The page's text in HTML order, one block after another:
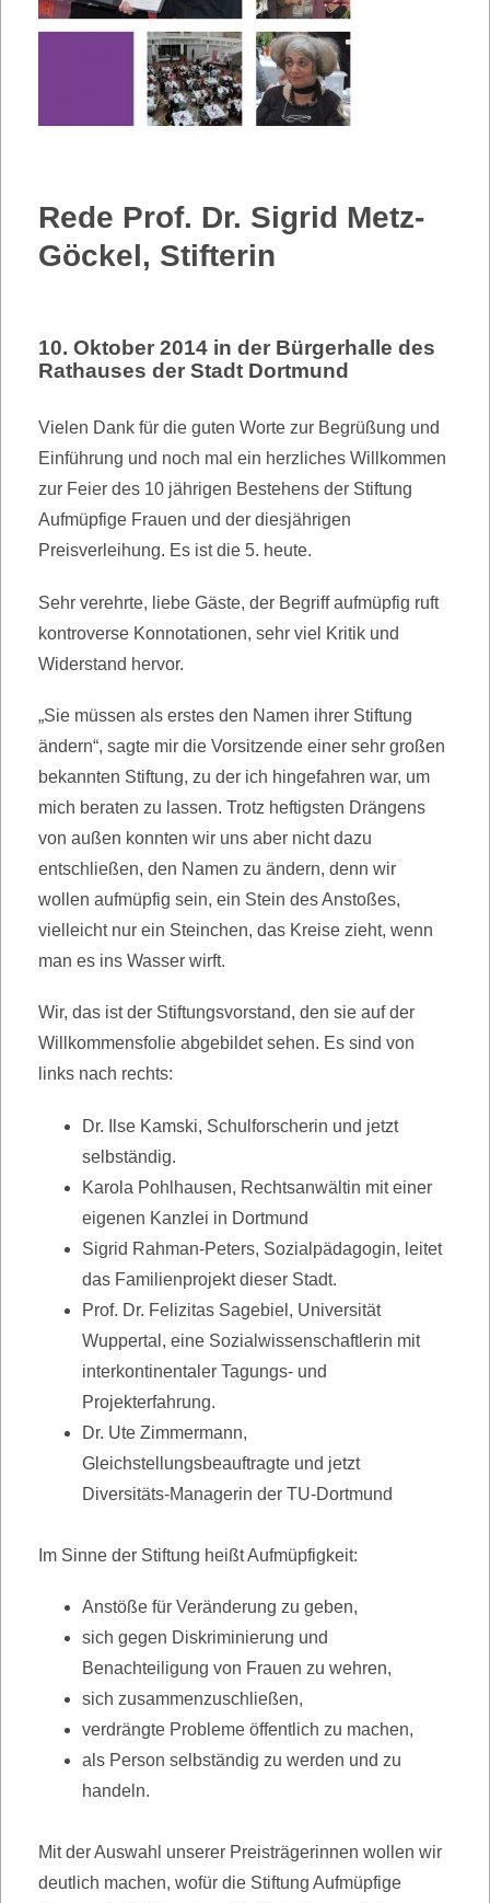
Rede Prof. Dr. Sigrid Metz-
Göckel, Stifterin
10. Oktober 2014 in der Bürgerhalle des
Rathauses der Stadt Dortmund
Vielen Dank für die guten Worte zur Begrüßung und
Einführung und noch mal ein herzliches Willkommen
zur Feier des 10 jährigen Bestehens der Stiftung
Aufmüpfige Frauen und der diesjährigen
Preisverleihung. Es ist die 5. heute.
Sehr verehrte, liebe Gäste, der Begriff aufmüpfig ruft
kontroverse Konnotationen, sehr viel Kritik und
Widerstand hervor.
„Sie müssen als erstes den Namen ihrer Stiftung
ändern“, sagte mir die Vorsitzende einer sehr großen
bekannten Stiftung, zu der ich hingefahren war, um
mich beraten zu lassen. Trotz heftigsten Drängens
von außen konnten wir uns aber nicht dazu
entschließen, den Namen zu ändern, denn wir
wollen aufmüpfig sein, ein Stein des Anstoßes,
vielleicht nur ein Steinchen, das Kreise zieht, wenn
man es ins Wasser wirft.
Wir, das ist der Stiftungsvorstand, den sie auf der
Willkommensfolie abgebildet sehen. Es sind von
links nach rechts:
Dr. Ilse Kamski, Schulforscherin und jetzt
selbständig.
Karola Pohlhausen, Rechtsanwältin mit einer
eigenen Kanzlei in Dortmund
Sigrid Rahman-Peters, Sozialpädagogin, leitet
das Familienprojekt dieser Stadt.
Prof. Dr. Felizitas Sagebiel, Universität
Wuppertal, eine Sozialwissenschaftlerin mit
interkontinentaler Tagungs- und
Projekterfahrung.
Dr. Ute Zimmermann,
Gleichstellungsbeauftragte und jetzt
Diversitäts-Managerin der TU-Dortmund
Im Sinne der Stiftung heißt Aufmüpfigkeit:
Anstöße für Veränderung zu geben,
sich gegen Diskriminierung und
Benachteiligung von Frauen zu wehren,
sich zusammenzuschließen,
verdrängte Probleme öffentlich zu machen,
als Person selbständig zu werden und zu
handeln.
Mit der Auswahl unserer Preisträgerinnen wollen wir
deutlich machen, wofür die Stiftung Aufmüpfige